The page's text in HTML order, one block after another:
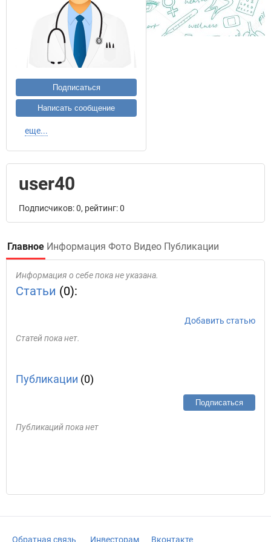
Подписаться
Написать сообщение
еще...
user40
Подписчиков: 0, рейтинг: 0
Главное Информация Фото Видео Публикации
Информация о себе пока не указана.
Статьи (0):
Добавить статью
Статей пока нет.
Публикации (0)
Подписаться
Публикаций пока нет
Обратная связь Инвесторам Вконтакте